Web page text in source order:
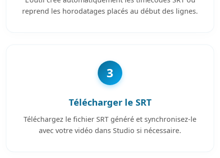
reprend les horodatages placés au début des lignes.
3
Télécharger le SRT
Téléchargez le fichier SRT généré et synchronisez-le
avec votre vidéo dans Studio si nécessaire.